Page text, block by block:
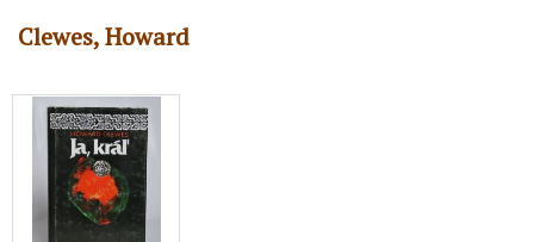
Clewes, Howard